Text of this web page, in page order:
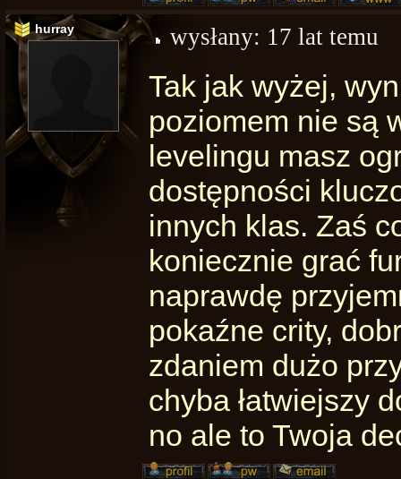
hurray wysłany: 17 lat temu
Tak jak wyżej,
poziomem nie są
levelingu masz
dostępności
innych klas. Zaś
koniecznie grać
naprawdę
pokaźne crity,
zdaniem dużo
chyba łatwiejszy
no ale to Twoja